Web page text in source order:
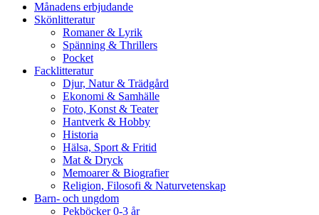
Månadens erbjudande
Skönlitteratur
Romaner & Lyrik
Spänning & Thrillers
Pocket
Facklitteratur
Djur, Natur & Trädgård
Ekonomi & Samhälle
Foto, Konst & Teater
Hantverk & Hobby
Historia
Hälsa, Sport & Fritid
Mat & Dryck
Memoarer & Biografier
Religion, Filosofi & Naturvetenskap
Barn- och ungdom
Pekböcker 0-3 år